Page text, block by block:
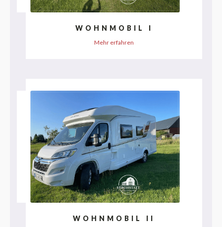
WOHNMOBIL I
Mehr erfahren
WOHNMOBIL II